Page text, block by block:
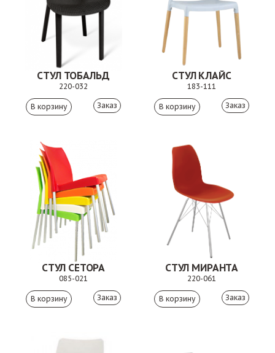
СТУЛ ТОБАЛЬД
220-032
Заказ
СТУЛ КЛАЙС
183-111
Заказ
СТУЛ СЕТОРА
085-021
Заказ
СТУЛ МИРАНТА
220-061
Заказ